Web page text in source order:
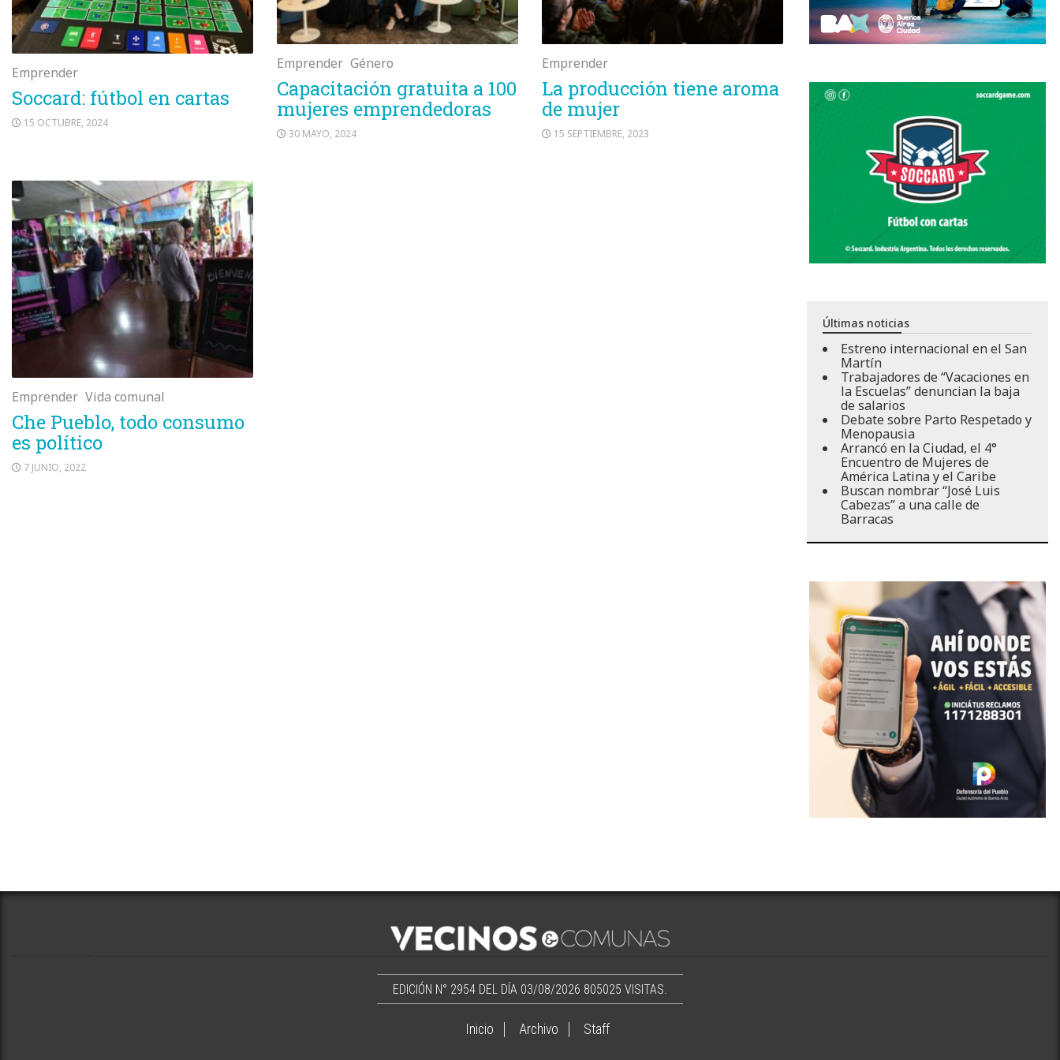
Emprender
Soccard: fútbol en cartas
15 OCTUBRE, 2024
Emprender Género
Capacitación gratuita a 100
mujeres emprendedoras
30 MAYO, 2024
Emprender
La producción tiene aroma
de mujer
15 SEPTIEMBRE, 2023
Emprender Vida comunal
Che Pueblo, todo consumo
es político
7 JUNIO, 2022
Últimas noticias
Estreno internacional en el San
Martín
Trabajadores de “Vacaciones en
la Escuelas” denuncian la baja
de salarios
Debate sobre Parto Respetado y
Menopausia
Arrancó en la Ciudad, el 4°
Encuentro de Mujeres de
América Latina y el Caribe
Buscan nombrar “José Luis
Cabezas” a una calle de
Barracas
EDICIÓN N° 2954 DEL DÍA 03/08/2026 805025 VISITAS.
Inicio Archivo Staff